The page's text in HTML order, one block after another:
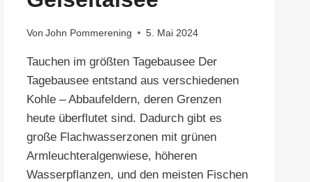
Von John Pommerening 5. Mai 2024
Tauchen im größten Tagebausee Der
Tagebausee entstand aus verschiedenen
Kohle – Abbaufeldern, deren Grenzen
heute überflutet sind. Dadurch gibt es
große Flachwasserzonen mit grünen
Armleuchteralgenwiese, höheren
Wasserpflanzen, und den meisten Fischen